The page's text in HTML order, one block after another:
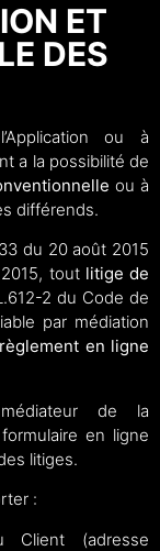
ET
DES
ou à
a la possibilité de
ou à
différends.
du 20 août 2015
tout litige de
2 du Code de
par médiation
en ligne
de la
en ligne
litiges.
:
Client (adresse